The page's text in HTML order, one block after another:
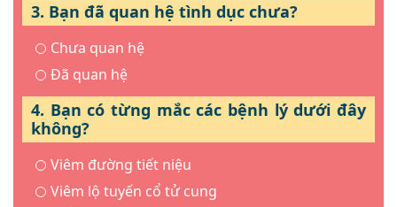
3. Bạn đã quan hệ tình dục chưa?
Chưa quan hệ
Đã quan hệ
4. Bạn có từng mắc các bệnh lý dưới đây
không?
Viêm đường tiết niệu
Viêm lộ tuyến cổ tử cung